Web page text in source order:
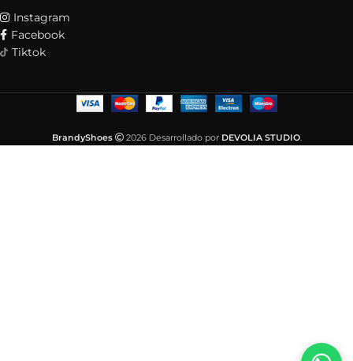
Instagram
Facebook
Tiktok
BrandyShoes 2026 Desarrollado por DEVOLIA STUDIO.